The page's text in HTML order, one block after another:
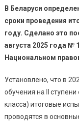
В Беларуси
сроки проведения
году. Сделано это
августа 2025 года №
Национальном
Установлено, что в
обучения на II
класса) итоговые
проводятся в